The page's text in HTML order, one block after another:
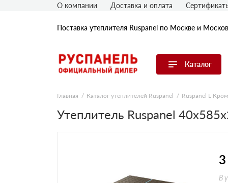
Поставка утеплителя Ruspanel по Москве и
Каталог
Перейти в каталог
Продуктовые линейки
О компании Доставка и оплата
Главная Каталог утеплителей Ruspanel Ruspanel L
Утеплитель Ruspanel
В